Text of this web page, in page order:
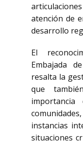
atención de
desarrollo
El
Embajada
resalta la
que
instancias
situaciones